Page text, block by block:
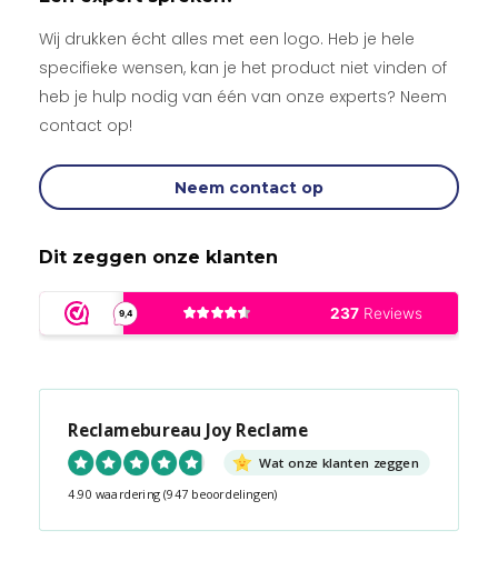
Wij drukken écht alles met een logo. Heb je hele
specifieke wensen, kan je het product niet vinden of
heb je hulp nodig van één van onze experts? Neem
contact op!
Neem contact op
Dit zeggen onze klanten
Reclamebureau Joy Reclame
Wat onze klanten zeggen
4.90 waardering (947 beoordelingen)